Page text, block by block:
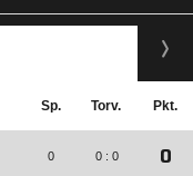
Sp. Torv. Pkt.
0 0 : 0 0